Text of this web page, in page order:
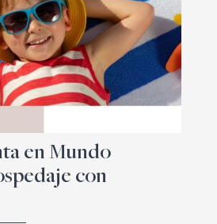
en Mundo
con